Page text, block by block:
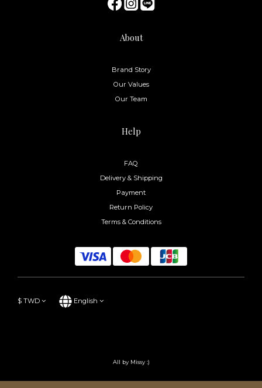
About
Brand Story
Our Values
Our Team
Help
FAQ
Delivery & Shipping
Payment
Return Policy
Terms & Conditions
$ TWD English
All by Missy :)